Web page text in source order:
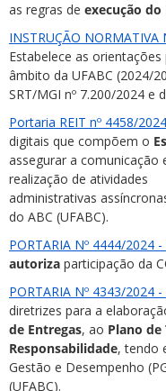
as regras de execução do
INSTRUÇÃO NORMATIVA
Estabelece as orientações
âmbito da UFABC (2024/
SRT/MGI nº 7.200/2024 e
Portaria REIT nº 4458/
digitais que compõem o
assegurar a
realização de atividades
administrativas
do ABC (UFABC).
PORTARIA Nº 4444/2024 -
autoriza participação da
PORTARIA Nº 4343/2024 -
diretrizes para a
de Entregas, ao Plano de
Responsabilidade, tendo
Gestão e Desempenho
(UFABC).